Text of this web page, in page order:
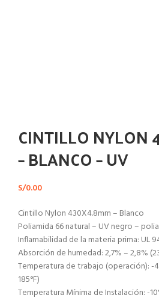
CINTILLO NYLON
– BLANCO – UV
S/0.00
Cintillo Nylon 430X4.8mm – Blanco
Poliamida 66 natural – UV negro –
Inflamabilidad de la materia prima: UL
Absorción de humedad: 2,7% – 2,8%
Temperatura de trabajo (operación): -
185°F)
Temperatura Mínima de Instalación: -